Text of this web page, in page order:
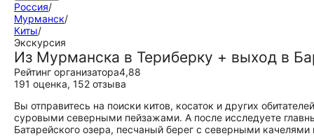
Россия/
Мурманск/
Киты/
Экскурсия
Из Мурманска в Териберку + выход в
Рейтинг организатора4,88
191 оценка, 152 отзыва
Вы отправитесь на поиски китов, косаток и других
суровыми северными пейзажами. А после исследуете
Батарейского озера, песчаный берег с северными